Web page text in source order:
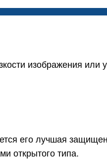
изображения или
его лучшая
открытого типа.